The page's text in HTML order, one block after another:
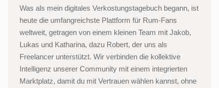
Was als mein digitales Verkostungstagebuch begann, ist
heute die umfangreichste Plattform für Rum-Fans
weltweit, getragen von einem kleinen Team mit Jakob,
Lukas und Katharina, dazu Robert, der uns als
Freelancer unterstützt. Wir verbinden die kollektive
Intelligenz unserer Community mit einem integrierten
Marktplatz, damit du mit Vertrauen wählen kannst, ohne